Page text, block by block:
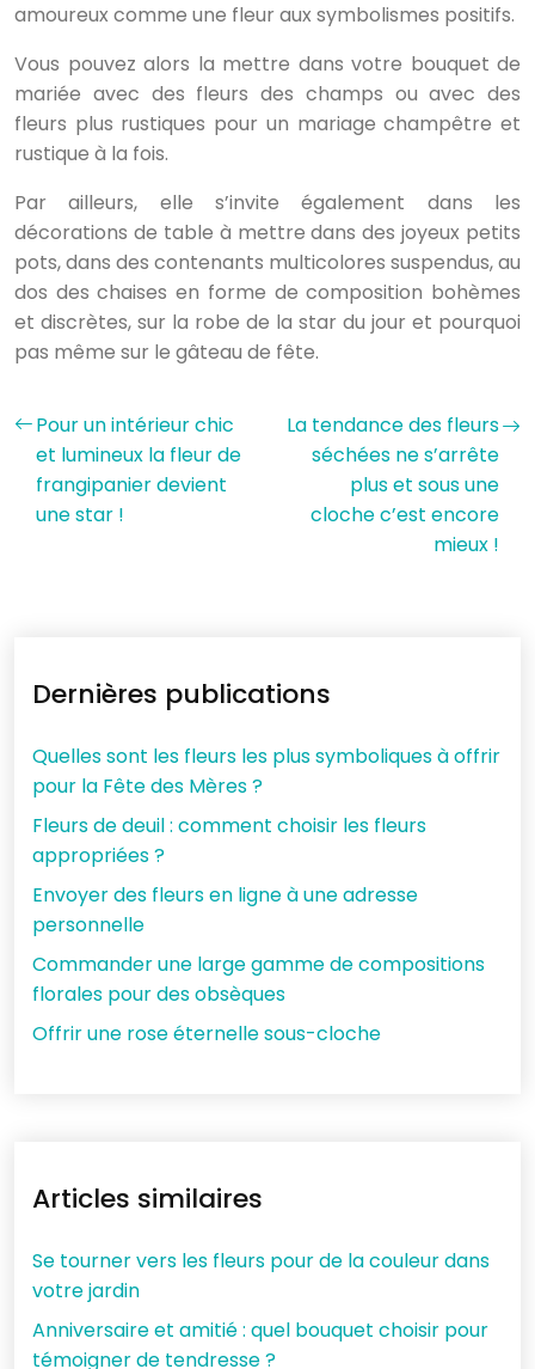
amoureux comme une fleur aux symbolismes positifs.
Vous pouvez alors la mettre dans votre bouquet de
mariée avec des fleurs des champs ou avec des
fleurs plus rustiques pour un mariage champêtre et
rustique à la fois.
Par ailleurs, elle s’invite également dans les
décorations de table à mettre dans des joyeux petits
pots, dans des contenants multicolores suspendus, au
dos des chaises en forme de composition bohèmes
et discrètes, sur la robe de la star du jour et pourquoi
pas même sur le gâteau de fête.
Pour un intérieur chic
et lumineux la fleur de
frangipanier devient
une star !
La tendance des fleurs
séchées ne s’arrête
plus et sous une
cloche c’est encore
mieux !
Dernières publications
Quelles sont les fleurs les plus symboliques à offrir
pour la Fête des Mères ?
Fleurs de deuil : comment choisir les fleurs
appropriées ?
Envoyer des fleurs en ligne à une adresse
personnelle
Commander une large gamme de compositions
florales pour des obsèques
Offrir une rose éternelle sous-cloche
Articles similaires
Se tourner vers les fleurs pour de la couleur dans
votre jardin
Anniversaire et amitié : quel bouquet choisir pour
témoigner de tendresse ?